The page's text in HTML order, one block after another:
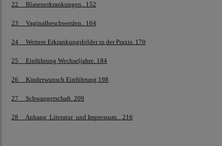
22 Blasenerkrankungen.. 152
23 Vaginalbeschwerden.. 164
24 Weitere Erkrankungsbilder in der Praxis. 170
25 Einführung Wechseljahre. 184
26 Kinderwunsch Einführung 198
27 Schwangerschaft. 209
28 Anhang Literatur und Impressum... 216